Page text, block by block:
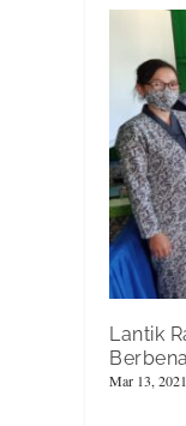
Lantik
Mar 13, 2021